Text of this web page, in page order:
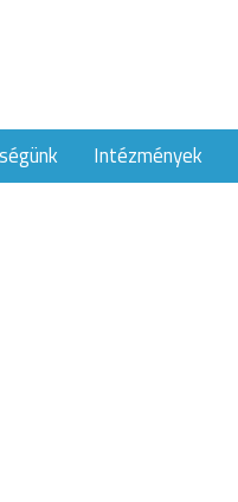
Intézmények